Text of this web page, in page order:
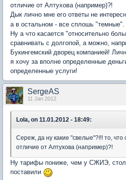
отличие от Алтухова (например)?!
Дык лично мне его ответы не
а в остальном - все сплошь "темные".
Ну а что касается "относительно
сравнивать с долгопой, а можно,
Букингемский дворец компанией!
я хочу за вполне определенные
определенные услуги!
SergeAS
11 Jan 2012
Lola, on 11.01.2012 - 18:49:
Сереж, да ну какие "свелые"?!!! то, что
отличие от Алтухова (например)?!
Ну тарифы пониже, чем у СЖИЭ,
поставили